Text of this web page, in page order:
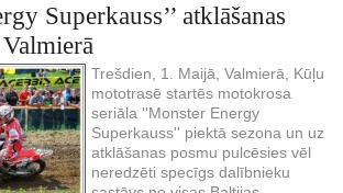
Superkauss’’ atklāšanas
Trešdien, 1. Maijā, Valmierā, Kūļu
mototrasē startēs motokrosa
seriāla ''Monster Energy
Superkauss'' piektā sezona un uz
atklāšanas posmu pulcēsies vēl
neredzēti specīgs dalībnieku